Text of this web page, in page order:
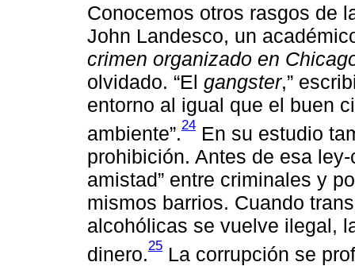
Conocemos otros rasgos de
John Landesco, un
crimen organizado en
olvidado. “El gangster,”
entorno al igual que el buen
ambiente”.24 En su estudio
prohibición. Antes de esa
amistad” entre criminales y
mismos barrios. Cuando
alcohólicas se vuelve ilegal,
dinero.25 La corrupción se